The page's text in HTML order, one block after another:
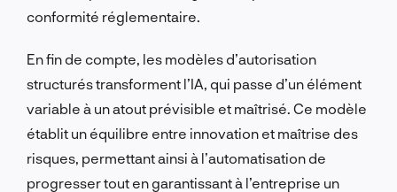
conformité réglementaire.
En fin de compte, les modèles d’autorisation
structurés transforment l’IA, qui passe d’un élément
variable à un atout prévisible et maîtrisé. Ce modèle
établit un équilibre entre innovation et maîtrise des
risques, permettant ainsi à l’automatisation de
progresser tout en garantissant à l’entreprise un